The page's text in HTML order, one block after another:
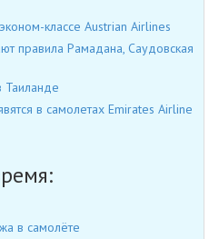
классе Austrian Airlines
правила Рамадана, Саудовская
Таиланде
в самолетах Emirates Airline
в самолёте